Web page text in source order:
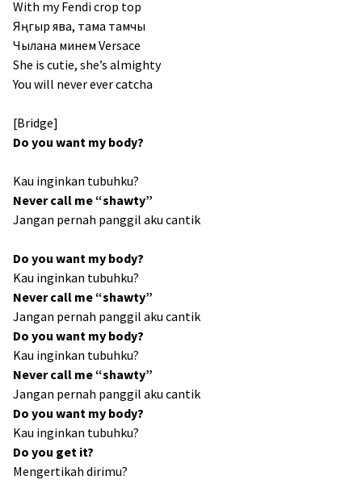
With my Fendi crop top
Яңгыр ява, тама тамчы
Чылана минем Versace
She is cutie, she’s almighty
You will never ever catcha
[Bridge]
Do you want my body?
Kau inginkan tubuhku?
Never call me “shawty”
Jangan pernah panggil aku cantik
Do you want my body?
Kau inginkan tubuhku?
Never call me “shawty”
Jangan pernah panggil aku cantik
Do you want my body?
Kau inginkan tubuhku?
Never call me “shawty”
Jangan pernah panggil aku cantik
Do you want my body?
Kau inginkan tubuhku?
Do you get it?
Mengertikah dirimu?